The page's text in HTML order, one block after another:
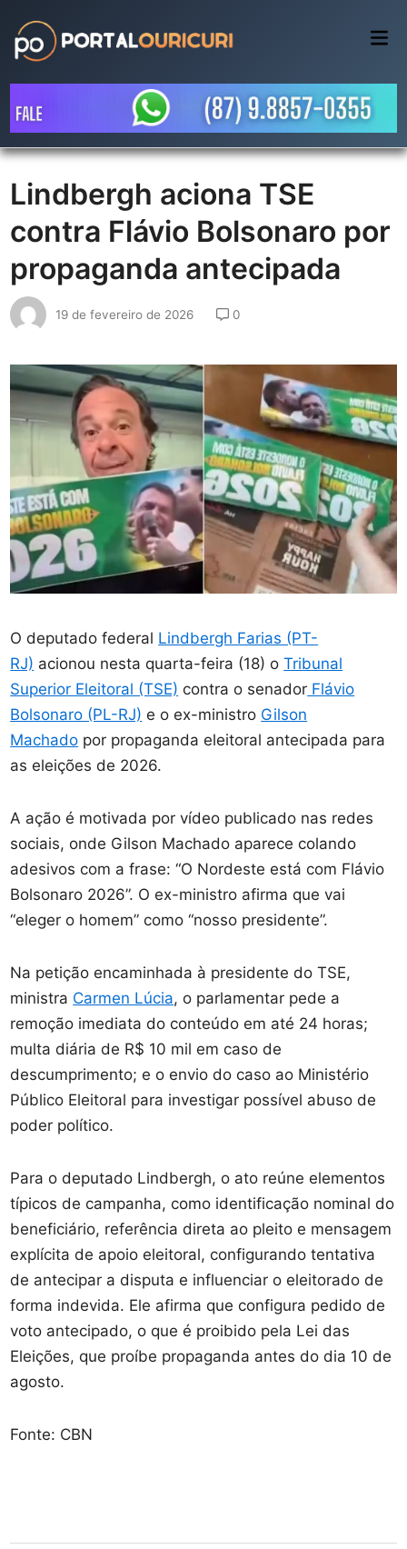
content
Lindbergh aciona TSE
contra Flávio Bolsonaro por
propaganda antecipada
19 de fevereiro de 2026 0
O deputado federal Lindbergh Farias (PT-
RJ) acionou nesta quarta-feira (18) oTribunal
Superior Eleitoral (TSE) contra o senador Flávio
Bolsonaro (PL-RJ) e o ex-ministro Gilson
Machado por propaganda eleitoral antecipada para
as eleições de 2026.
A ação é motivada por vídeo publicado nas redes
sociais, onde Gilson Machado aparece colando
adesivos com a frase: “O Nordeste está com Flávio
Bolsonaro 2026”. O ex-ministro afirma que vai
“eleger o homem” como “nosso presidente”.
Na petição encaminhada à presidente do TSE,
ministra Carmen Lúcia, o parlamentar pede a
remoção imediata do conteúdo em até 24 horas;
multa diária de R$ 10 mil em caso de
descumprimento; e o envio do caso ao Ministério
Público Eleitoral para investigar possível abuso de
poder político.
Para o deputado Lindbergh, o ato reúne elementos
típicos de campanha, como identificação nominal do
beneficiário, referência direta ao pleito e mensagem
explícita de apoio eleitoral, configurando tentativa
de antecipar a disputa e influenciar o eleitorado de
forma indevida. Ele afirma que configura pedido de
voto antecipado, o que é proibido pela Lei das
Eleições, que proíbe propaganda antes do dia 10 de
agosto.
Fonte: CBN